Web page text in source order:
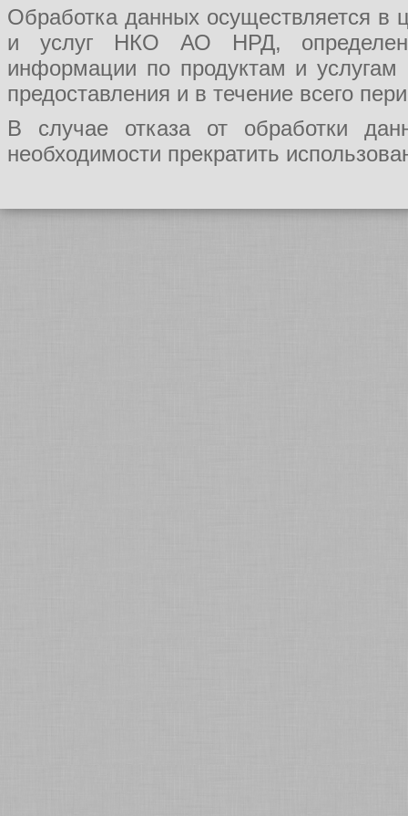
Обработка данных осуществляется в
и услуг НКО АО НРД, определения
информации по продуктам и
предоставления и в течение всего
В случае отказа от обработки
необходимости прекратить